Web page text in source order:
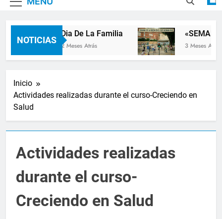
NOTICIAS
Dia De La Familia
2 Meses Atrás
«SEMANA
3 Meses Atrás
Inicio
Actividades realizadas durante el curso-Creciendo en
Salud
Actividades realizadas
durante el curso-
Creciendo en Salud